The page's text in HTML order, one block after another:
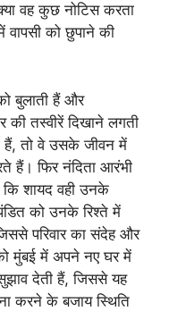
वह कुछ नोटिस करता
वापसी को छुपाने की
बुलाती हैं और
की तस्वीरें दिखाने लगती
हैं, तो वे उसके जीवन में
हैं। फिर नंदिता आरंभी
शायद वही उनके
को उनके रिश्ते में
परिवार का संदेह और
मुंबई में अपने नए घर में
देती हैं, जिससे यह
करने के बजाय स्थिति